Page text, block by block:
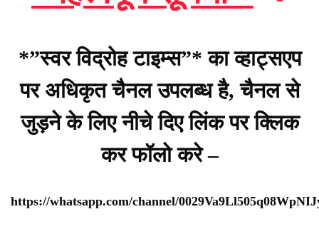
*”स्वर विद्रोह टाइम्स”* का व्हाट्सएप
पर अधिकृत चैनल उपलब्ध है, चैनल से
जुड़ने के लिए नीचे दिए लिंक पर क्लिक
कर फॉलो करे –
https://whatsapp.com/channel/